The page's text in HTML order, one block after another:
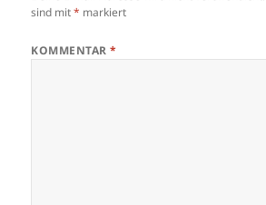
sind mit* markiert
KOMMENTAR*